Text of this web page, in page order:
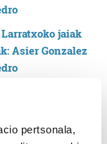
pertsonala,